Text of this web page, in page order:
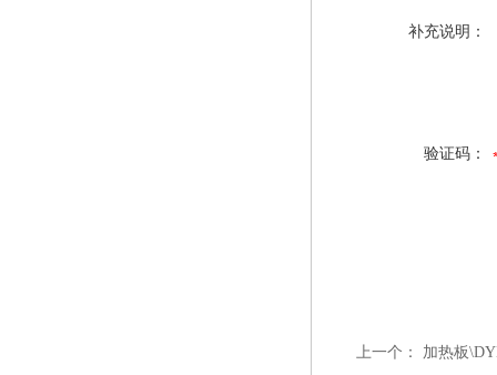
补充说明：
验证码：
上一个： 加热板